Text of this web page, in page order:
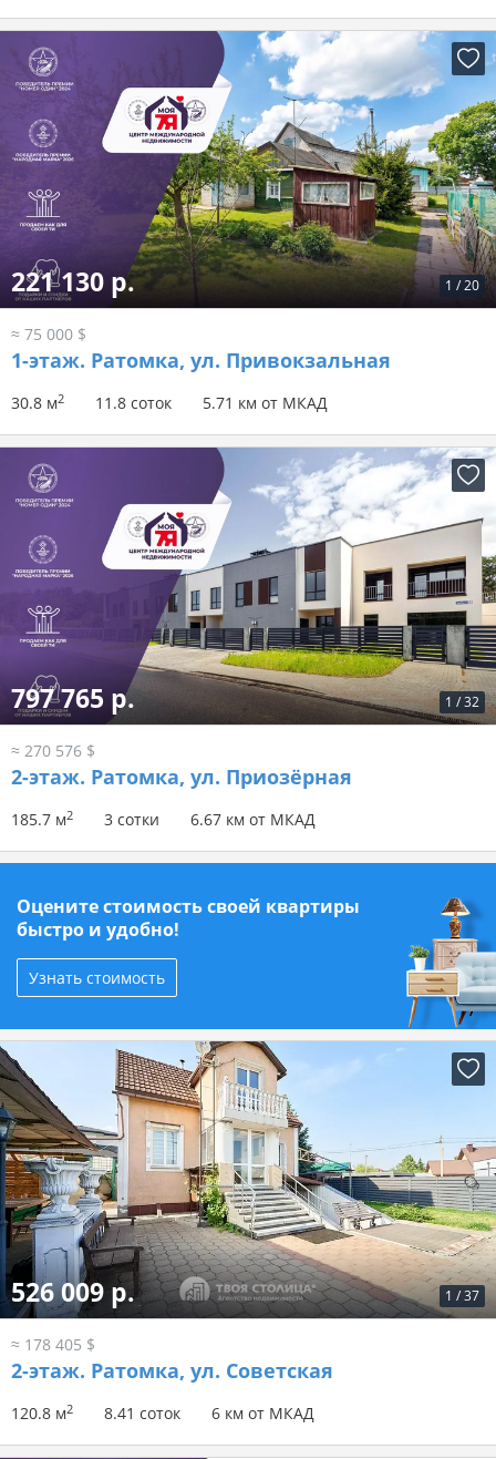
1 /20
221 130 р.
≈ 75 000 $
1-этаж. Ратомка, ул. Привокзальная
30.8 м2 11.8 соток 5.71 км от МКАД
1 /32
797 765 р.
≈ 270 576 $
2-этаж. Ратомка, ул. Приозёрная
185.7 м2 3 сотки 6.67 км от МКАД
Оцените стоимость своей квартиры
быстро и удобно!
Узнать стоимость
1 /37
526 009 р.
≈ 178 405 $
2-этаж. Ратомка, ул. Советская
120.8 м2 8.41 соток 6 км от МКАД